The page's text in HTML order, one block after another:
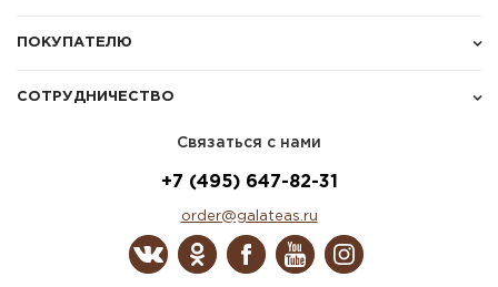
ПОКУПАТЕЛЮ
СОТРУДНИЧЕСТВО
Связаться с нами
+7 (495) 647-82-31
order@galateas.ru